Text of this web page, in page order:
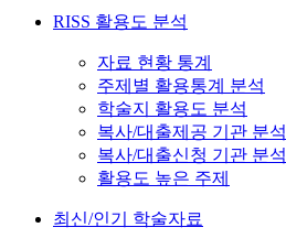
RISS 활용도 분석
자료 현황 통계
주제별 활용통계 분석
학술지 활용도 분석
복사/대출제공 기관 분석
복사/대출신청 기관 분석
활용도 높은 주제
최신/인기 학술자료